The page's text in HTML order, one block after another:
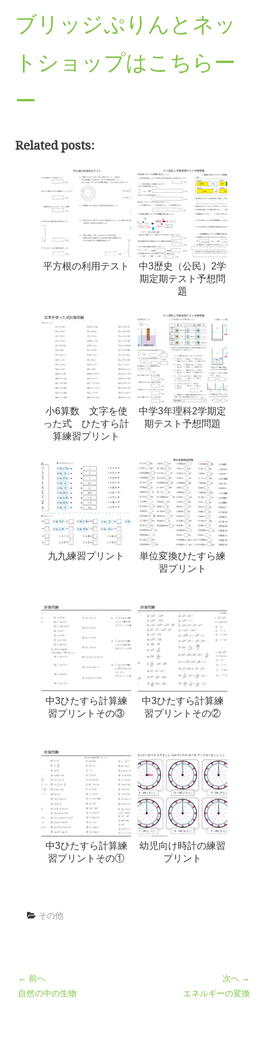
ブリッジぷりんとネッ
トショップはこちらー
ー
Related posts:
平方根の利用テスト
中3歴史（公民）2学
期定期テスト予想問
題
小6算数 文字を使
った式 ひたすら計
算練習プリント
中学3年理科2学期定
期テスト予想問題
九九練習プリント
単位変換ひたすら練
習プリント
中3ひたすら計算練
習プリントその③
中3ひたすら計算練
習プリントその②
中3ひたすら計算練
習プリントその①
幼児向け時計の練習
プリント
その他
← 前へ
自然の中の生物
次へ →
エネルギーの変換